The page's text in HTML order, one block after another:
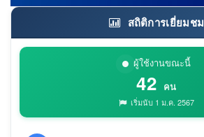
สถิติการเยี่ยมชม
ผู้ใช้งานขณะนี้
42 คน
เริ่มนับ 1 ม.ค. 2567